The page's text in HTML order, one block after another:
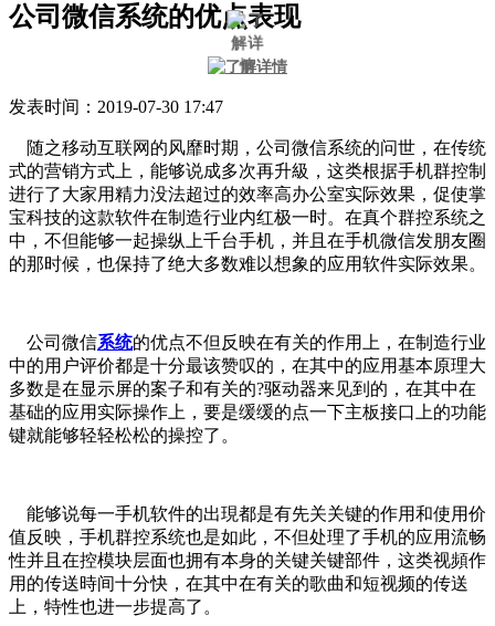
公司微信系统的优点表现
发表时间：2019-07-30 17:47
随之移动互联网的风靡时期，公司微信系统的问世，在传统
式的营销方式上，能够说成多次再升級，这类根据手机群控制
进行了大家用精力没法超过的效率高办公室实际效果，促使掌
宝科技的这款软件在制造行业内红极一时。在真个群控系统之
中，不但能够一起操纵上千台手机，并且在手机微信发朋友圈
的那时候，也保持了绝大多数难以想象的应用软件实际效果。
公司微信系统的优点不但反映在有关的作用上，在制造行业
中的用户评价都是十分最该赞叹的，在其中的应用基本原理大
多数是在显示屏的案子和有关的?驱动器来见到的，在其中在
基础的应用实际操作上，要是缓缓的点一下主板接口上的功能
键就能够轻轻松松的操控了。
能够说每一手机软件的出現都是有先关关键的作用和使用价
值反映，手机群控系统也是如此，不但处理了手机的应用流畅
性并且在控模块层面也拥有本身的关键关键部件，这类视頻作
用的传送時间十分快，在其中在有关的歌曲和短视频的传送
上，特性也进一步提高了。